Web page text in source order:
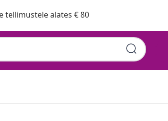
tellimustele alates € 80